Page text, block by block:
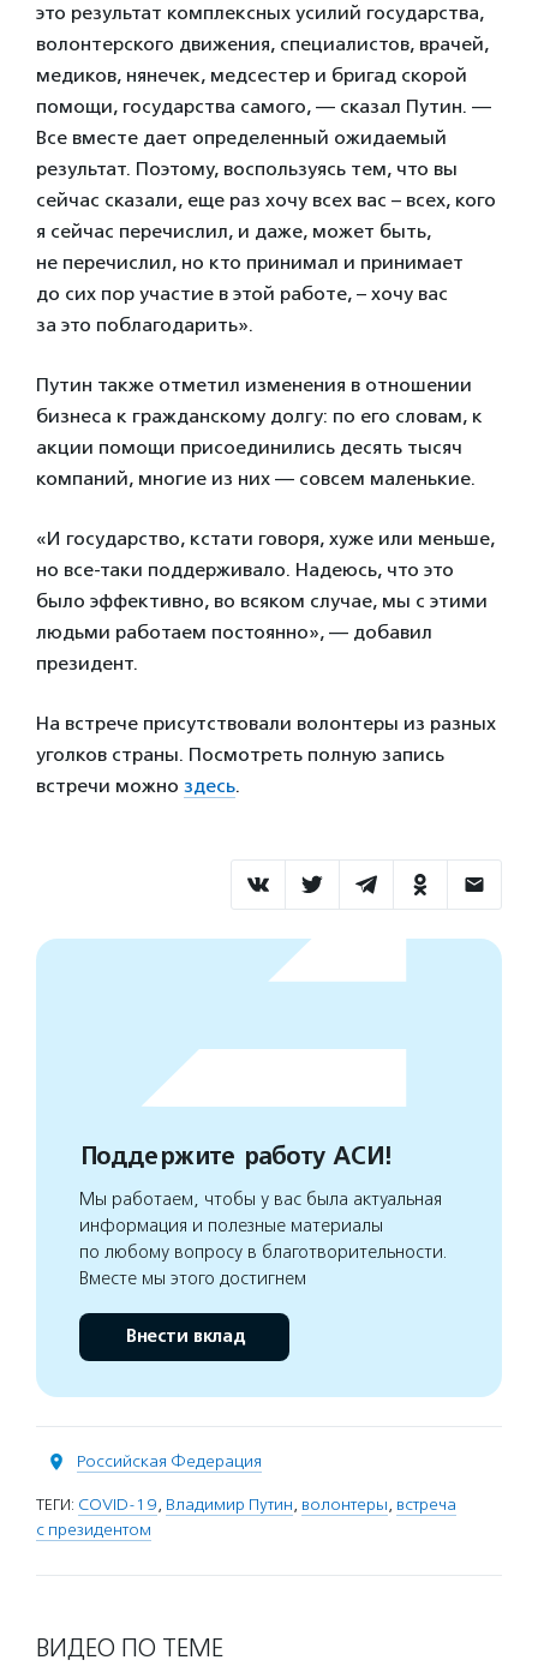
это результат комплексных усилий государства,
волонтерского движения, специалистов, врачей,
медиков, нянечек, медсестер и бригад скорой
помощи, государства самого, — сказал Путин. —
Все вместе дает определенный ожидаемый
результат. Поэтому, воспользуясь тем, что вы
сейчас сказали, еще раз хочу всех вас – всех, кого
я сейчас перечислил, и даже, может быть,
не перечислил, но кто принимал и принимает
до сих пор участие в этой работе, – хочу вас
за это поблагодарить».
Путин также отметил изменения в отношении
бизнеса к гражданскому долгу: по его словам, к
акции помощи присоединились десять тысяч
компаний, многие из них — совсем маленькие.
«И государство, кстати говоря, хуже или меньше,
но все-таки поддерживало. Надеюсь, что это
было эффективно, во всяком случае, мы с этими
людьми работаем постоянно», — добавил
президент.
На встрече присутствовали волонтеры из разных
уголков страны. Посмотреть полную запись
встречи можно здесь.
Поддержите работу АСИ!
Мы работаем, чтобы у вас была актуальная
информация и полезные материалы
по любому вопросу в благотворительности.
Вместе мы этого достигнем
Внести вклад
Российская Федерация
ТЕГИ: COVID-19, Владимир Путин, волонтеры, встреча
с президентом
ВИДЕО ПО ТЕМЕ